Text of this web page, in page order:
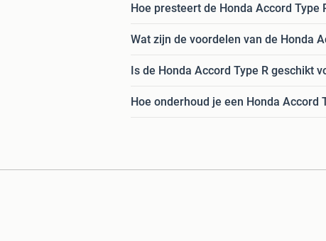
Hoe presteert de Honda Accord Type
Wat zijn de voordelen van de Honda
Is de Honda Accord Type R geschikt
Hoe onderhoud je een Honda Accord